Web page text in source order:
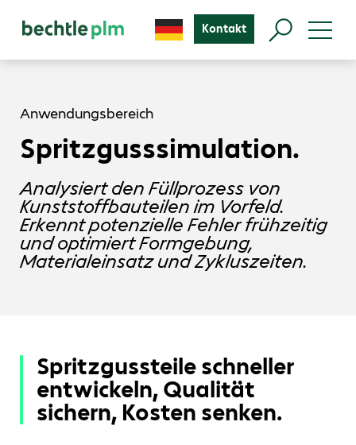
Kontakt
Anwendungsbereich
Spritzgusssimulation.
Analysiert den Füllprozess von
Kunststoffbauteilen im Vorfeld.
Erkennt potenzielle Fehler frühzeitig
und optimiert Formgebung,
Materialeinsatz und Zykluszeiten.
Spritzgussteile schneller
entwickeln, Qualität
sichern, Kosten senken.